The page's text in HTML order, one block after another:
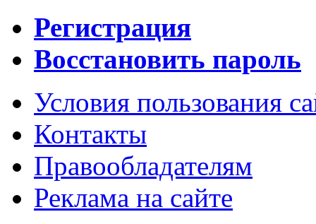
Регистрация
Восстановить пароль
Условия пользования
Контакты
Правообладателям
Реклама на сайте